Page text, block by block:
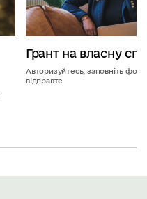
Грант на власну
Авторизуйтесь, заповніть
відправте